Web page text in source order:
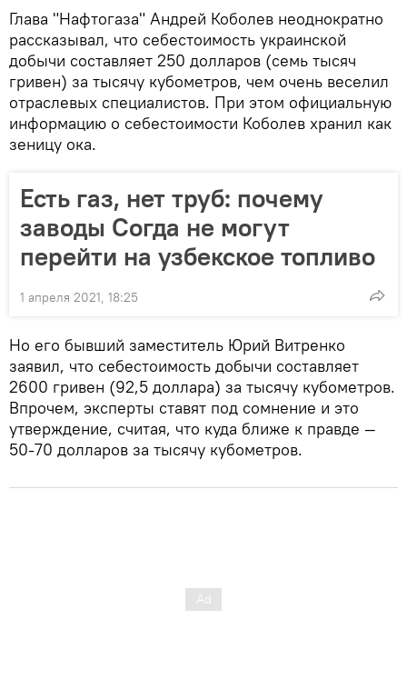
Глава "Нафтогаза" Андрей Коболев неоднократно
рассказывал, что себестоимость украинской
добычи составляет 250 долларов (семь тысяч
гривен) за тысячу кубометров, чем очень веселил
отраслевых специалистов. При этом официальную
информацию о себестоимости Коболев хранил как
зеницу ока.
Есть газ, нет труб: почему
заводы Согда не могут
перейти на узбекское топливо
1 апреля 2021, 18:25
Но его бывший заместитель Юрий Витренко
заявил, что себестоимость добычи составляет
2600 гривен (92,5 доллара) за тысячу кубометров.
Впрочем, эксперты ставят под сомнение и это
утверждение, считая, что куда ближе к правде —
50-70 долларов за тысячу кубометров.